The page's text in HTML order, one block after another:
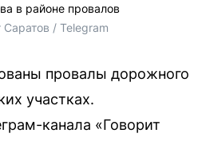
в районе провалов
/ Telegram
провалы дорожного
участках.
канала «Говорит